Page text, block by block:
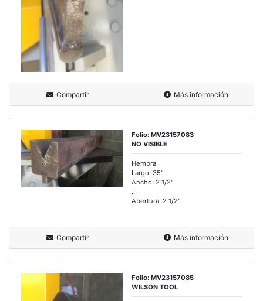
Compartir Más información
Folio: MV23157083
NO VISIBLE
Hembra
Largo: 35"
Ancho: 2 1/2"
...
Abertura: 2 1/2"
Compartir Más información
Folio: MV23157085
WILSON TOOL